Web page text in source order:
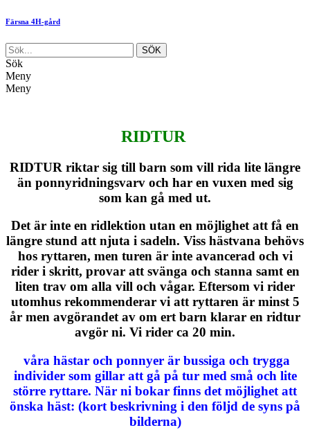
Färsna 4H-gård
Sök
Meny
Meny
RIDTUR
RIDTUR riktar sig till barn som vill rida lite längre
än ponnyridningsvarv och har en vuxen med sig
som kan gå med ut.
Det är inte en ridlektion utan en möjlighet att få en
längre stund att njuta i sadeln. Viss hästvana behövs
hos ryttaren, men turen är inte avancerad och vi
rider i skritt, provar att svänga och stanna samt en
liten trav om alla vill och vågar. Eftersom vi rider
utomhus rekommenderar vi att ryttaren är minst 5
år men avgörandet av om ert barn klarar en ridtur
avgör ni. Vi rider ca 20 min.
våra hästar och ponnyer är bussiga och trygga
individer som gillar att gå på tur med små och lite
större ryttare. När ni bokar finns det möjlighet att
önska häst: (kort beskrivning i den följd de syns på
bilderna)